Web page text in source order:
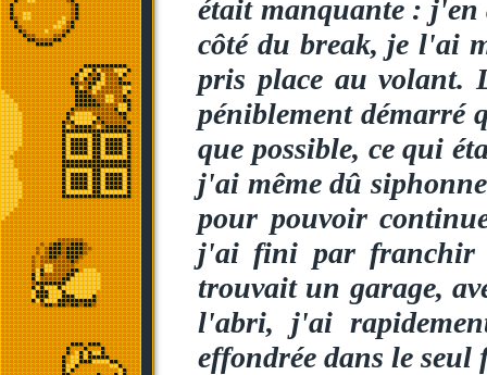
était manquante : j'en
côté du break, je l'ai
pris place au volant.
péniblement démarré
que possible, ce qui
j'ai même dû
pour pouvoir
j'ai fini par franchir
trouvait un garage,
l'abri, j'ai
effondrée dans le seul